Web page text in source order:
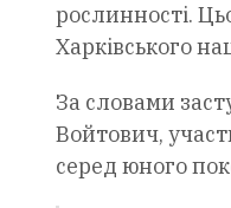
рослинності.
Харківського
За словами
Войтович,
серед юного